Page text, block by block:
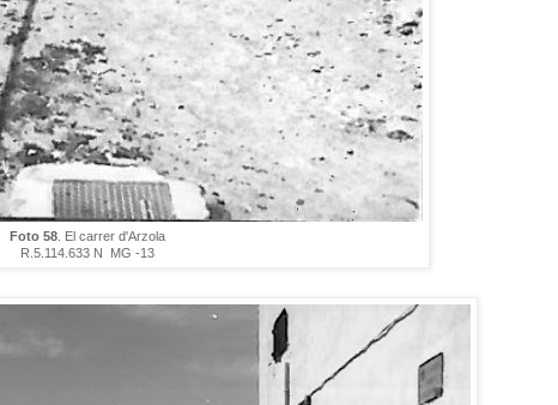
Foto 58 . El carrer d'Arzola
R.5.114.633 N MG -13